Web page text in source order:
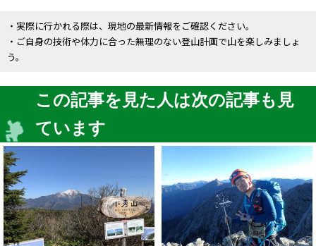
・実際に行かれる際は、現地の最新情報をご確認ください。
・ご自身の技術や体力に合った無理のない登山計画で山を楽しみましょ
う。
この記事を見た人は次の記事も見
ています